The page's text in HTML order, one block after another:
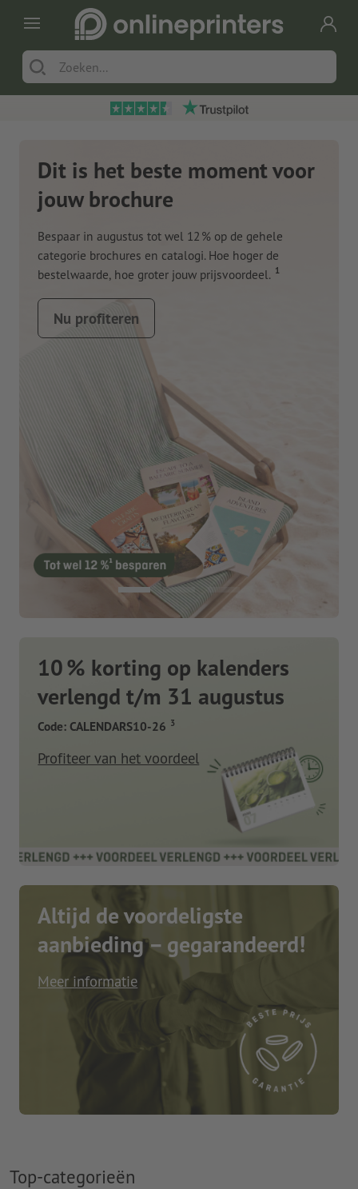
Dit is het beste moment voor
jouw brochure
Bespaar in augustus tot wel 12 % op de gehele
categorie brochures en catalogi. Hoe hoger de
bestelwaarde, hoe groter jouw prijsvoordeel. 1
Nu profiteren
10 % korting op kalenders
verlengd t/m 31 augustus
Code: CALENDARS10-26 3
Profiteer van het voordeel
Altijd de voordeligste
aanbieding – gegarandeerd!
Meer informatie
Top-categorieën